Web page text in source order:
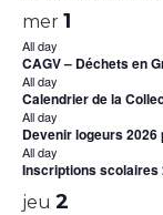
mer 1
All day
CAGV – Déchets en
All day
Calendrier de la
All day
Devenir logeurs 2026
All day
Inscriptions scolaires
jeu 2